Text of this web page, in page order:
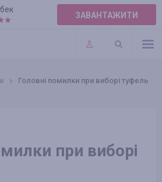
ЗАВАНТАЖИТИ
Головні помилки при виборі туфель
при виборі